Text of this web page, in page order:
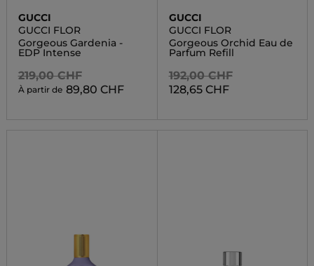
GUCCI
GUCCI FLOR
Gorgeous Gardenia -
EDP Intense
219,00 CHF
À partir de 89,80 CHF
GUCCI
GUCCI FLOR
Gorgeous Orchid Eau de
Parfum Refill
192,00 CHF
128,65 CHF